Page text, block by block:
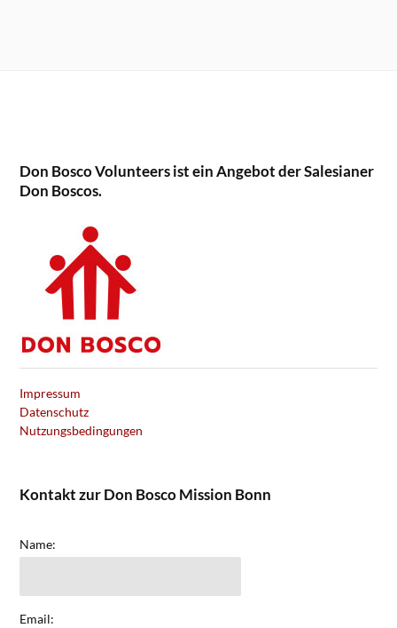
Don Bosco Volunteers ist ein Angebot der Salesianer
Don Boscos.
Impressum
Datenschutz
Nutzungsbedingungen
Kontakt zur Don Bosco Mission Bonn
Name:
Email: